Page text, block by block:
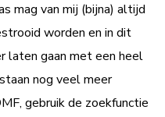
mag van mij (bijna) altijd
worden en in dit
laten gaan met een heel
nog veel meer
gebruik de zoekfunctie